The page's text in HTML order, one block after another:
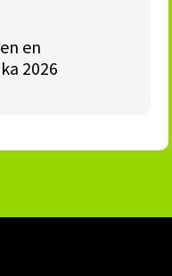
en
2026